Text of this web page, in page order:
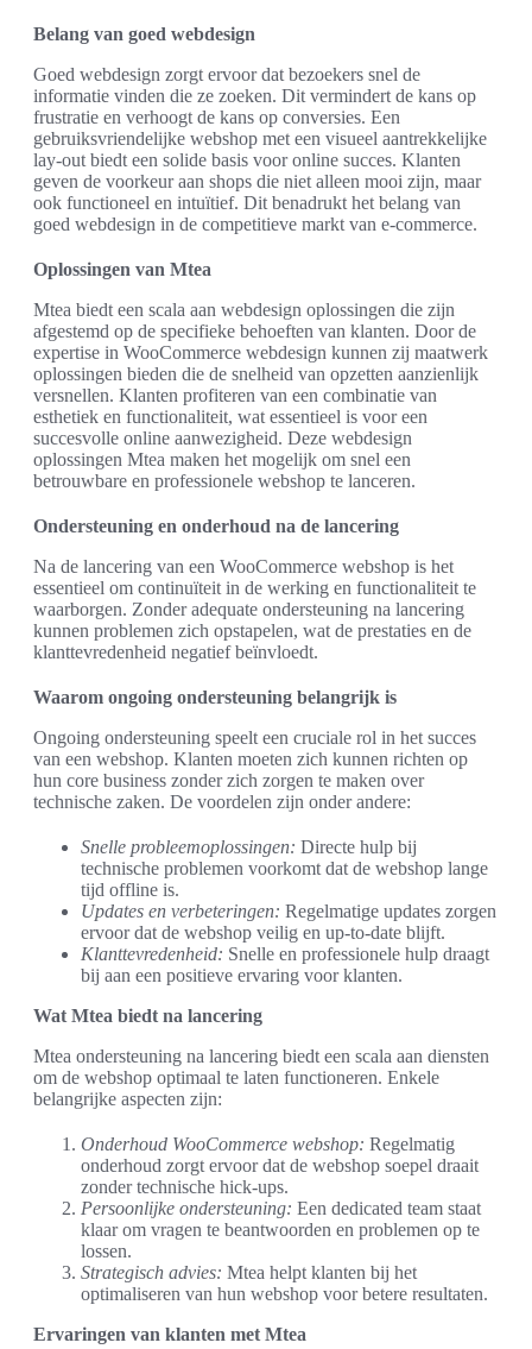
Belang van goed webdesign
Goed webdesign zorgt ervoor dat bezoekers snel de
informatie vinden die ze zoeken. Dit vermindert de kans op
frustratie en verhoogt de kans op conversies. Een
gebruiksvriendelijke webshop met een visueel aantrekkelijke
lay-out biedt een solide basis voor online succes. Klanten
geven de voorkeur aan shops die niet alleen mooi zijn, maar
ook functioneel en intuïtief. Dit benadrukt het belang van
goed webdesign in de competitieve markt van e-commerce.
Oplossingen van Mtea
Mtea biedt een scala aan webdesign oplossingen die zijn
afgestemd op de specifieke behoeften van klanten. Door de
expertise in WooCommerce webdesign kunnen zij maatwerk
oplossingen bieden die de snelheid van opzetten aanzienlijk
versnellen. Klanten profiteren van een combinatie van
esthetiek en functionaliteit, wat essentieel is voor een
succesvolle online aanwezigheid. Deze webdesign
oplossingen Mtea maken het mogelijk om snel een
betrouwbare en professionele webshop te lanceren.
Ondersteuning en onderhoud na de lancering
Na de lancering van een WooCommerce webshop is het
essentieel om continuïteit in de werking en functionaliteit te
waarborgen. Zonder adequate ondersteuning na lancering
kunnen problemen zich opstapelen, wat de prestaties en de
klanttevredenheid negatief beïnvloedt.
Waarom ongoing ondersteuning belangrijk is
Ongoing ondersteuning speelt een cruciale rol in het succes
van een webshop. Klanten moeten zich kunnen richten op
hun core business zonder zich zorgen te maken over
technische zaken. De voordelen zijn onder andere:
Snelle probleemoplossingen: Directe hulp bij
technische problemen voorkomt dat de webshop lange
tijd offline is.
Updates en verbeteringen: Regelmatige updates zorgen
ervoor dat de webshop veilig en up-to-date blijft.
Klanttevredenheid: Snelle en professionele hulp draagt
bij aan een positieve ervaring voor klanten.
Wat Mtea biedt na lancering
Mtea ondersteuning na lancering biedt een scala aan diensten
om de webshop optimaal te laten functioneren. Enkele
belangrijke aspecten zijn:
Onderhoud WooCommerce webshop: Regelmatig
onderhoud zorgt ervoor dat de webshop soepel draait
zonder technische hick-ups.
Persoonlijke ondersteuning: Een dedicated team staat
klaar om vragen te beantwoorden en problemen op te
lossen.
Strategisch advies: Mtea helpt klanten bij het
optimaliseren van hun webshop voor betere resultaten.
Ervaringen van klanten met Mtea